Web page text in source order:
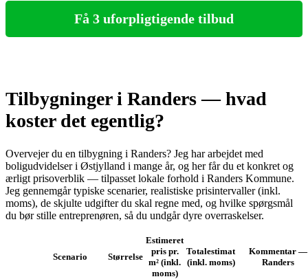
Få 3 uforpligtigende tilbud
Tilbygninger i Randers — hvad
koster det egentlig?
Overvejer du en tilbygning i Randers? Jeg har arbejdet med
boligudvidelser i Østjylland i mange år, og her får du et konkret og
ærligt prisoverblik — tilpasset lokale forhold i Randers Kommune.
Jeg gennemgår typiske scenarier, realistiske prisintervaller (inkl.
moms), de skjulte udgifter du skal regne med, og hvilke spørgsmål
du bør stille entreprenøren, så du undgår dyre overraskelser.
Scenario Størrelse
Estimeret
pris pr.
m² (inkl.
moms)
Totalestimat
(inkl. moms)
Kommentar —
Randers